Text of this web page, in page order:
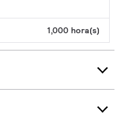
1,000 hora(s)